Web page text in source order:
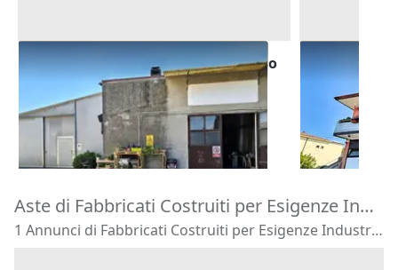
Asta Capannone artigianale ad uso
laboratorio
Costa di Rovigo (Rovigo)
16.875 €
14/09/2026
Asta
Zevio
120.180 €
29/09/2026
Aste di Fabbricati Costruiti per Esigenze Industriali Villafranca Padovana
1 Annunci di Fabbricati Costruiti per Esigenze Industriali - Villafranca Padovana